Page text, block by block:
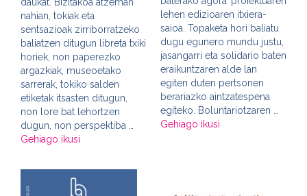
daukat. Bizitakoa atzeman
nahian, tokiak eta
sentsazioak zirriborratzeko
baliatzen ditugun libreta txiki
horiek, non paperezko
argazkiak, museoetako
sarrerak, tokiko salden
etiketak itsasten ditugun,
non lore bat lehortzen
dugun, non perspektiba …
Gehiago ikusi
lehen edizioaren itxiera-
saioa. Topaketa hori baliatu
dugu egunero mundu justu,
jasangarri eta solidario baten
eraikuntzaren alde lan
egiten duten pertsonen
berariazko aintzatespena
egiteko. Boluntariotzaren …
Gehiago ikusi